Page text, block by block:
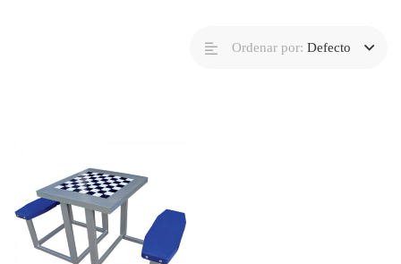
Ordenar por: Defecto